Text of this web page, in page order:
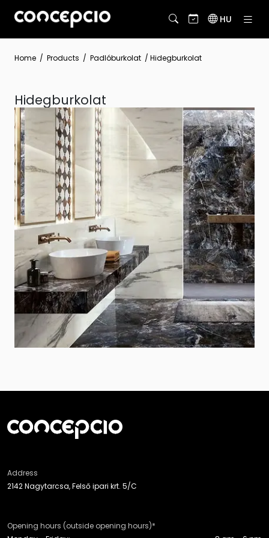
HU
Home / Products / Padlóburkolat / Hidegburkolat
Hidegburkolat
Address
2142 Nagytarcsa, Felső ipari krt. 5/C
Opening hours (outside opening hours)*